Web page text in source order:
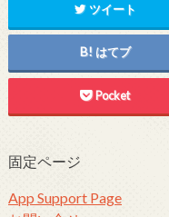
ツイート
はてブ
Pocket
固定ページ
App Support Page